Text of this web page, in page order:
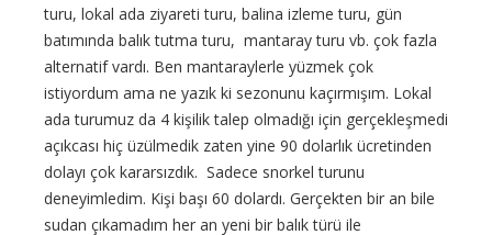
turu, lokal ada ziyareti turu, balina izleme turu, gün
batımında balık tutma turu, mantaray turu vb. çok fazla
alternatif vardı. Ben mantaraylerle yüzmek çok
istiyordum ama ne yazık ki sezonunu kaçırmışım. Lokal
ada turumuz da 4 kişilik talep olmadığı için gerçekleşmedi
açıkcası hiç üzülmedik zaten yine 90 dolarlık ücretinden
dolayı çok kararsızdık. Sadece snorkel turunu
deneyimledim. Kişi başı 60 dolardı. Gerçekten bir an bile
sudan çıkamadım her an yeni bir balık türü ile